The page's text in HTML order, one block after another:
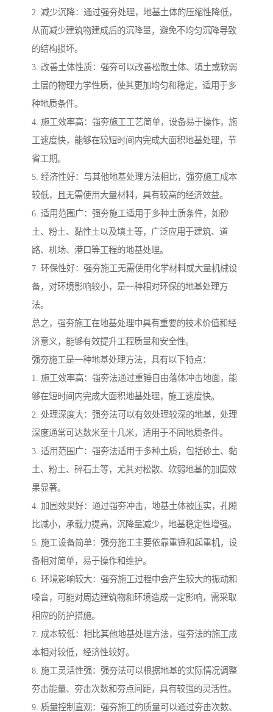
2. 减少沉降：通过强夯处理，地基土体的压缩性降低，
从而减少建筑物建成后的沉降量，避免不均匀沉降导致
的结构损坏。
3. 改善土体性质：强夯可以改善松散土体、填土或软弱
土层的物理力学性质，使其更加均匀和稳定，适用于多
种地质条件。
4. 施工效率高：强夯施工工艺简单，设备易于操作，施
工速度快，能够在较短时间内完成大面积地基处理，节
省工期。
5. 经济性好：与其他地基处理方法相比，强夯施工成本
较低，且无需使用大量材料，具有较高的经济效益。
6. 适用范围广：强夯施工适用于多种土质条件，如砂
土、粉土、黏性土以及填土等，广泛应用于建筑、道
路、机场、港口等工程的地基处理。
7. 环保性好：强夯施工无需使用化学材料或大量机械设
备，对环境影响较小，是一种相对环保的地基处理方
法。
总之，强夯施工在地基处理中具有重要的技术价值和经
济意义，能够有效提升工程质量和安全性。
强夯施工是一种地基处理方法，具有以下特点：
1. 施工效率高：强夯法通过重锤自由落体冲击地面，能
够在短时间内完成大面积地基处理，施工速度快。
2. 处理深度大：强夯法可以有效处理较深的地基，处理
深度通常可达数米至十几米，适用于不同地质条件。
3. 适用范围广：强夯法适用于多种土质，包括砂土、黏
土、粉土、碎石土等，尤其对松散、软弱地基的加固效
果显著。
4. 加固效果好：通过强夯冲击，地基土体被压实，孔隙
比减小，承载力提高，沉降量减少，地基稳定性增强。
5. 施工设备简单：强夯施工主要依靠重锤和起重机，设
备相对简单，易于操作和维护。
6. 环境影响较大：强夯施工过程中会产生较大的振动和
噪音，可能对周边建筑物和环境造成一定影响，需采取
相应的防护措施。
7. 成本较低：相比其他地基处理方法，强夯法的施工成
本相对较低，经济性较好。
8. 施工灵活性强：强夯法可以根据地基的实际情况调整
夯击能量、夯击次数和夯点间距，具有较强的灵活性。
9. 质量控制直观：强夯施工的质量可以通过夯击次数、